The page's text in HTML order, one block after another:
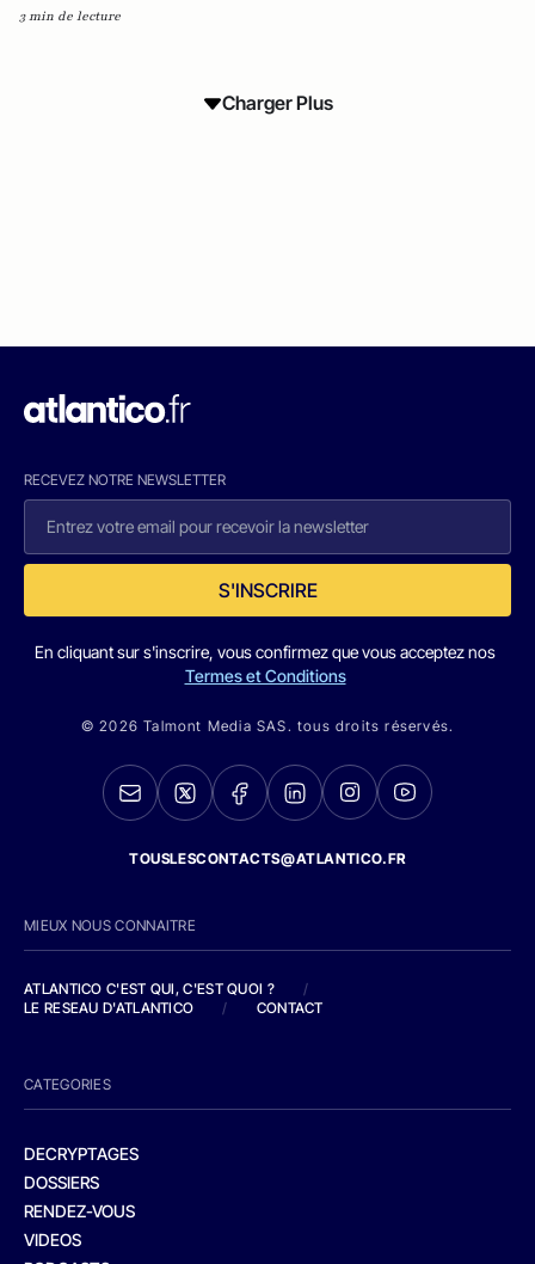
3 min de lecture
Charger Plus
RECEVEZ NOTRE NEWSLETTER
S'INSCRIRE
En cliquant sur s'inscrire, vous confirmez que vous acceptez nos
Termes et Conditions
© 2026 Talmont Media SAS. tous droits réservés.
TOUSLESCONTACTS@ATLANTICO.FR
MIEUX NOUS CONNAITRE
ATLANTICO C'EST QUI, C'EST QUOI ?
/
LE RESEAU D'ATLANTICO
/ CONTACT
CATEGORIES
DECRYPTAGES
DOSSIERS
RENDEZ-VOUS
VIDEOS